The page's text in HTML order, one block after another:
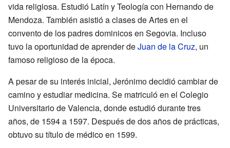
vida religiosa. Estudió Latín y Teología con Hernando de
Mendoza. También asistió a clases de Artes en el
convento de los padres dominicos en Segovia. Incluso
tuvo la oportunidad de aprender deJuan de la Cruz, un
famoso religioso de la época.
A pesar de su interés inicial, Jerónimo decidió cambiar de
camino y estudiar medicina. Se matriculó en el Colegio
Universitario de Valencia, donde estudió durante tres
años, de 1594 a 1597. Después de dos años de prácticas,
obtuvo su título de médico en 1599.